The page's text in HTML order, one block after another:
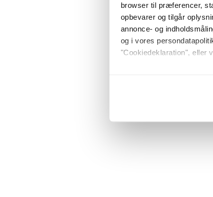
browser til præferencer,
opbevarer og tilgår
annonce- og
og i vores
"Cookiedeklaration", eller
Identificere din